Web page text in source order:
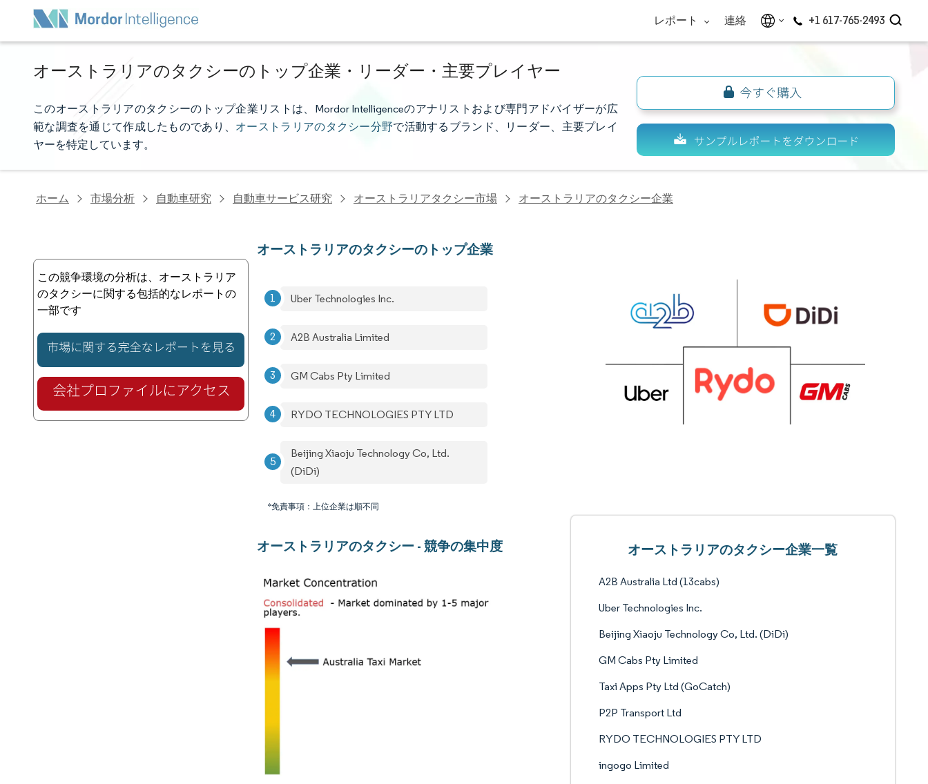
レポート 連絡 +1 617-765-2493
オーストラリアのタクシーのトップ企業・リーダー・主要プレイヤー
このオーストラリアのタクシーのトップ企業リストは、Mordor Intelligenceのアナリストおよび専門アドバイザーが広
範な調査を通じて作成したものであり、 オーストラリアのタクシー分野で活動するブランド、リーダー、主要プレイ
ヤーを特定しています。
ホーム 市場分析 自動車研究 自動車サービス研究 オーストラリアタクシー市場 オーストラリアのタクシー企業
この競争環境の分析は、オーストラリア
のタクシーに関する包括的なレポートの
一部です
オーストラリアのタクシーのトップ企業
Uber Technologies Inc.
A2B Australia Limited
GM Cabs Pty Limited
RYDO TECHNOLOGIES PTY LTD
Beijing Xiaoju Technology Co, Ltd.
(DiDi)
*免責事項：上位企業は順不同
オーストラリアのタクシー - 競争の集中度 オーストラリアのタクシー企業一覧
A2B Australia Ltd (13cabs)
Uber Technologies Inc.
Beijing Xiaoju Technology Co, Ltd. (DiDi)
GM Cabs Pty Limited
Taxi Apps Pty Ltd (GoCatch)
P2P Transport Ltd
RYDO TECHNOLOGIES PTY LTD
ingogo Limited